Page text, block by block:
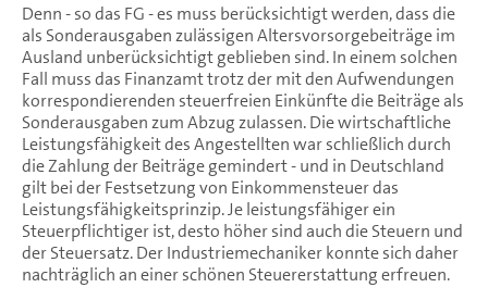
Denn - so das FG - es muss berücksichtigt werden, dass die
als Sonderausgaben zulässigen Altersvorsorgebeiträge im
Ausland unberücksichtigt geblieben sind. In einem solchen
Fall muss das Finanzamt trotz der mit den Aufwendungen
korrespondierenden steuerfreien Einkünfte die Beiträge als
Sonderausgaben zum Abzug zulassen. Die wirtschaftliche
Leistungsfähigkeit des Angestellten war schließlich durch
die Zahlung der Beiträge gemindert - und in Deutschland
gilt bei der Festsetzung von Einkommensteuer das
Leistungsfähigkeitsprinzip. Je leistungsfähiger ein
Steuerpflichtiger ist, desto höher sind auch die Steuern und
der Steuersatz. Der Industriemechaniker konnte sich daher
nachträglich an einer schönen Steuererstattung erfreuen.